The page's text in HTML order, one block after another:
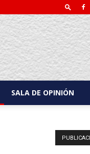
SALA DE OPINIÓN